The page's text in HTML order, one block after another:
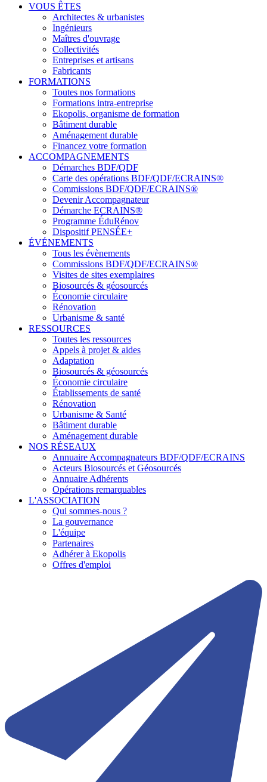
VOUS ÊTES
Architectes & urbanistes
Ingénieurs
Maîtres d'ouvrage
Collectivités
Entreprises et artisans
Fabricants
FORMATIONS
Toutes nos formations
Formations intra-entreprise
Ekopolis, organisme de formation
Bâtiment durable
Aménagement durable
Financez votre formation
ACCOMPAGNEMENTS
Démarches BDF/QDF
Carte des opérations BDF/QDF/ECRAINS®
Commissions BDF/QDF/ECRAINS®
Devenir Accompagnateur
Démarche ECRAINS®
Programme ÉduRénov
Dispositif PENSÉE+
ÉVÉNEMENTS
Tous les évènements
Commissions BDF/QDF/ECRAINS®
Visites de sites exemplaires
Biosourcés & géosourcés
Économie circulaire
Rénovation
Urbanisme & santé
RESSOURCES
Toutes les ressources
Appels à projet & aides
Adaptation
Biosourcés & géosourcés
Économie circulaire
Établissements de santé
Rénovation
Urbanisme & Santé
Bâtiment durable
Aménagement durable
NOS RÉSEAUX
Annuaire Accompagnateurs BDF/QDF/ECRAINS
Acteurs Biosourcés et Géosourcés
Annuaire Adhérents
Opérations remarquables
L'ASSOCIATION
Qui sommes-nous ?
La gouvernance
L'équipe
Partenaires
Adhérer à Ekopolis
Offres d'emploi